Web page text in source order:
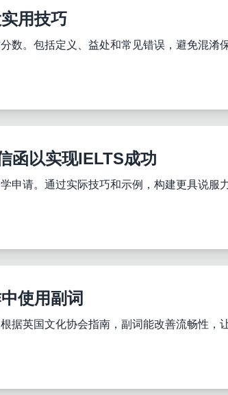
用技巧
数。包括定义、益处和常见错误，避免混淆
函以实现IELTS成功
申请。通过实际技巧和示例，构建更具说服
使用副词
英国文化协会指南，副词能改善流畅性，